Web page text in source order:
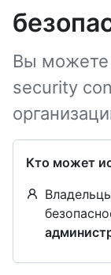
Вы можете
security
Кто может